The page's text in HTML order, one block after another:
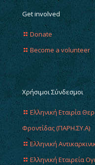
Get involved
Donate
Become a volunteer
Χρήσιμοι Σύνδεσμοι
Ελληνική Εταιρία
Φροντίδας (ΠΑΡΗ.ΣΥ.Α)
Ελληνική
Ελληνική Εταιρεία